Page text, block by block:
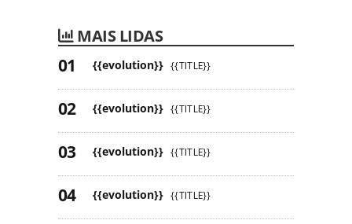
MAIS LIDAS
{{evolution}} {{TITLE}}
{{evolution}} {{TITLE}}
{{evolution}} {{TITLE}}
{{evolution}} {{TITLE}}